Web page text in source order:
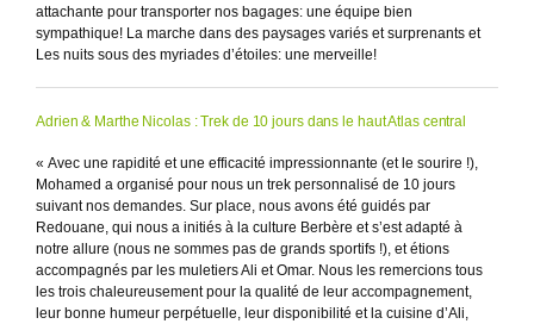
attachante pour transporter nos bagages: une équipe bien
sympathique! La marche dans des paysages variés et surprenants et
Les nuits sous des myriades d’étoiles: une merveille!
Adrien & Marthe Nicolas : Trek de 10 jours dans le haut Atlas central
« Avec une rapidité et une efficacité impressionnante (et le sourire !),
Mohamed a organisé pour nous un trek personnalisé de 10 jours
suivant nos demandes. Sur place, nous avons été guidés par
Redouane, qui nous a initiés à la culture Berbère et s’est adapté à
notre allure (nous ne sommes pas de grands sportifs !), et étions
accompagnés par les muletiers Ali et Omar. Nous les remercions tous
les trois chaleureusement pour la qualité de leur accompagnement,
leur bonne humeur perpétuelle, leur disponibilité et la cuisine d’Ali,